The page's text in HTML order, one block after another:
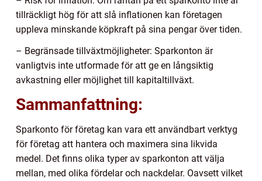
tillräckligt hög för att slå inflationen kan företagen
uppleva minskande köpkraft på sina pengar över tiden.
– Begränsade tillväxtmöjligheter: Sparkonton är
vanligtvis inte utformade för att ge en långsiktig
avkastning eller möjlighet till kapitaltillväxt.
Sammanfattning:
Sparkonto för företag kan vara ett användbart verktyg
för företag att hantera och maximera sina likvida
medel. Det finns olika typer av sparkonton att välja
mellan, med olika fördelar och nackdelar. Oavsett vilket